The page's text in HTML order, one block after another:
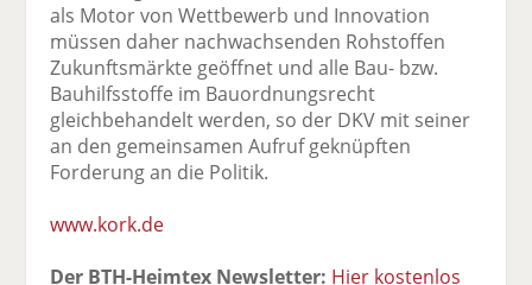
als Motor von Wettbewerb und Innovation
müssen daher nachwachsenden Rohstoffen
Zukunftsmärkte geöffnet und alle Bau- bzw.
Bauhilfsstoffe im Bauordnungsrecht
gleichbehandelt werden, so der DKV mit seiner
an den gemeinsamen Aufruf geknüpften
Forderung an die Politik.
www.kork.de
Der BTH-Heimtex Newsletter: Hier kostenlos